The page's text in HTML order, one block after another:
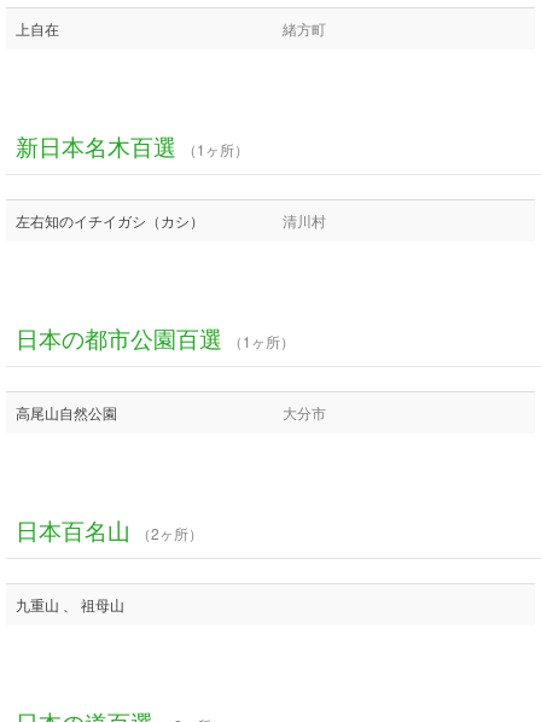
上自在 緒方町
新日本名木百選 （1ヶ所）
左右知のイチイガシ（カシ） 清川村
日本の都市公園百選 （1ヶ所）
高尾山自然公園 大分市
日本百名山 （2ヶ所）
九重山 、 祖母山